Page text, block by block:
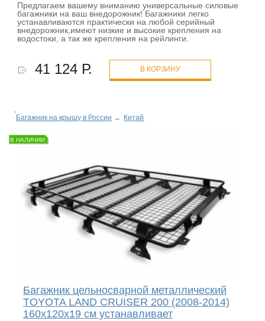
Предлагаем вашему вниманию универсальные силовые
багажники на ваш внедорожник! Багажники легко
устанавливаются практически на любой серийный
внедорожник,имеют низкие и высокие крепления на
водостоки, а так же крепления на рейлинги.
41 124 Р. В КОРЗИНУ
Багажник на крышу в России → Китай
В НАЛИЧИИ
Багажник цельносварной металлический
TOYOTA LAND CRUISER 200 (2008-2014)
160x120x19 см устанавливает